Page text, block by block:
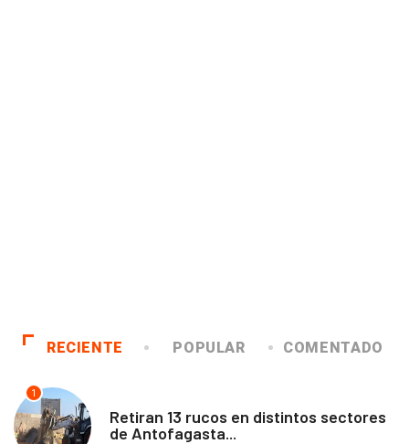
RECIENTE POPULAR COMENTADO
1
Retiran 13 rucos en distintos sectores
de Antofagasta...